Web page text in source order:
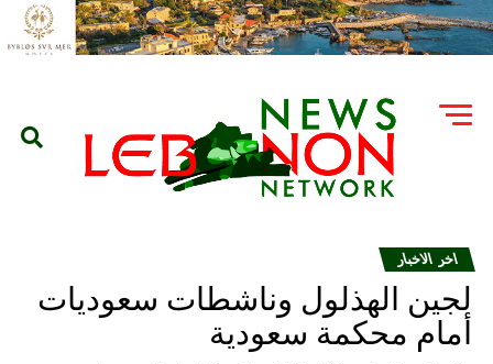
اخر الاخبار
لجين الهذلول وناشطات سعوديات
أمام محكمة سعودية